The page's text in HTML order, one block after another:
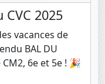
2025
vacances de
BAL DU
6e et 5e ! 🎉